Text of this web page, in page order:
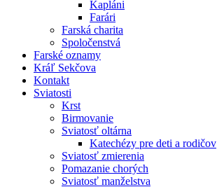
Kapláni
Farári
Farská charita
Spoločenstvá
Farské oznamy
Kráľ Sekčova
Kontakt
Sviatosti
Krst
Birmovanie
Sviatosť oltárna
Katechézy pre deti a rodičov
Sviatosť zmierenia
Pomazanie chorých
Sviatosť manželstva